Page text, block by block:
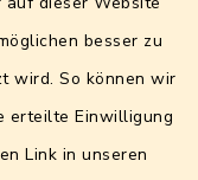
besser zu
wird. So können wir
erteilte Einwilligung
Link in unseren